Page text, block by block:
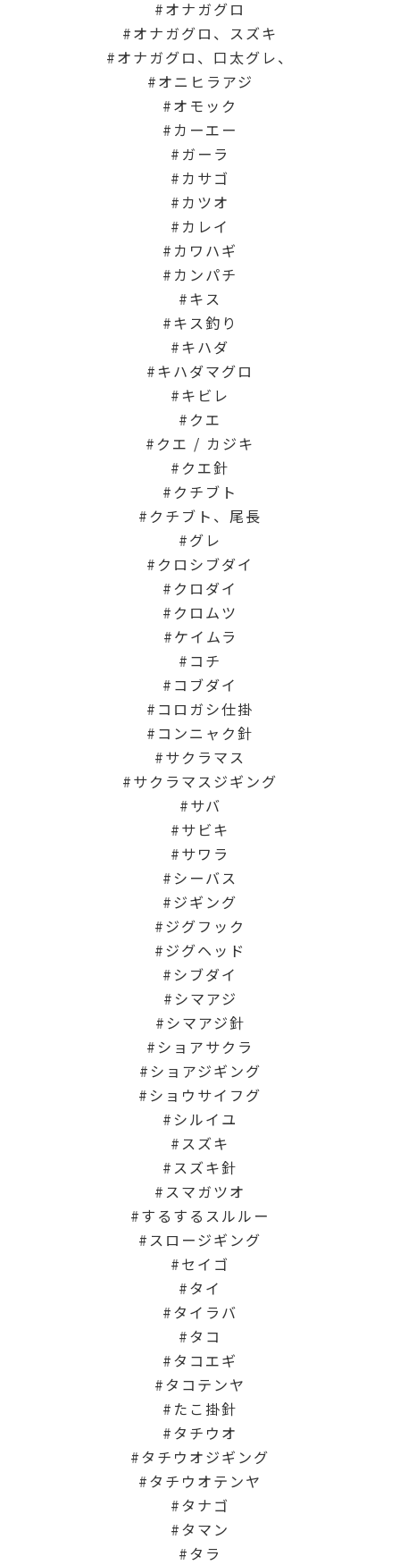
オナガグロ
オナガグロ、スズキ
オナガグロ、口太グレ、
オニヒラアジ
オモック
カーエー
ガーラ
カサゴ
カツオ
カレイ
カワハギ
カンパチ
キス
キス釣り
キハダ
キハダマグロ
キビレ
クエ
クエ / カジキ
クエ針
クチブト
クチブト、尾長
グレ
クロシブダイ
クロダイ
クロムツ
ケイムラ
コチ
コブダイ
コロガシ仕掛
コンニャク針
サクラマス
サクラマスジギング
サバ
サビキ
サワラ
シーバス
ジギング
ジグフック
ジグヘッド
シブダイ
シマアジ
シマアジ針
ショアサクラ
ショアジギング
ショウサイフグ
シルイユ
スズキ
スズキ針
スマガツオ
するするスルルー
スロージギング
セイゴ
タイ
タイラバ
タコ
タコエギ
タコテンヤ
たこ掛針
タチウオ
タチウオジギング
タチウオテンヤ
タナゴ
タマン
タラ